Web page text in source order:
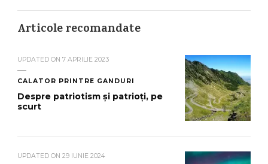
Articole recomandate
UPDATED ON 7 APRILIE 2023
CALATOR PRINTRE GANDURI
Despre patriotism și patrioți, pe
scurt
UPDATED ON 29 IUNIE 2024